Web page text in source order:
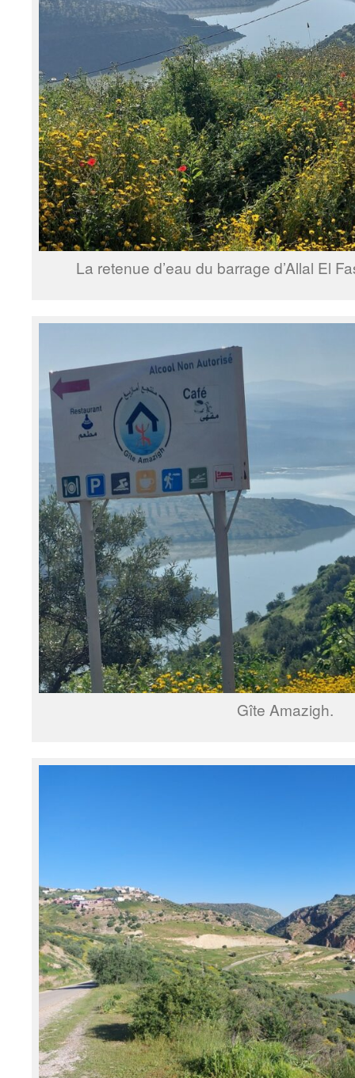
La retenue d’eau du barrage d’Allal El
Gîte Amazigh.